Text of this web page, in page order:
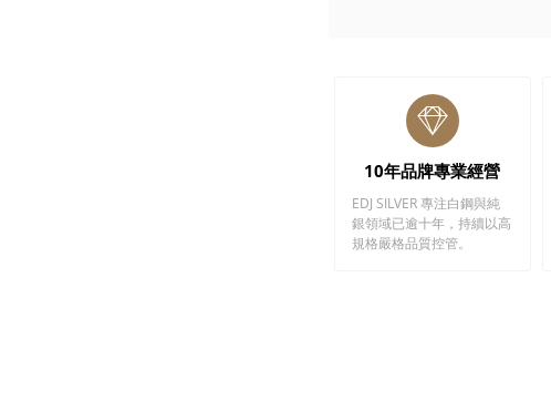
10年品牌專業經營
EDJ SILVER 專注白鋼與純
銀領域已逾十年，持續以高
規格嚴格品質控管。